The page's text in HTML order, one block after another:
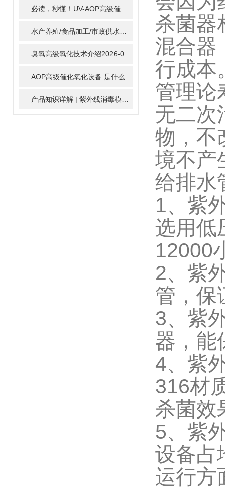
臭氧高级氧化技术介绍2026-02-27
2025-11-17
2024-01-16
杀菌器
混合器
行成本
管理论
无二次
物，不
境不产
给排水
1、紫
选用低
12000
2、紫
管，保
3、紫
器，能
4、紫
316材
杀菌效
5、紫
设备占
运行方